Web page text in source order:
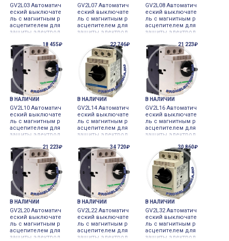
GV2L03 Автоматич
еский выключате
ль с магнитным р
асцепителем для
защиты электрод
стью до 0,09 кВат
т, 0,4 Ампер, Schn
eider Electric
GV2L07 Автоматич
еский выключате
ль с магнитным р
асцепителем для
защиты электрод
стью до 15 кВатт,
25 Ампер, Schnei
der Electric
GV2L08 Автоматич
еский выключате
ль с магнитным р
асцепителем для
защиты электрод
стью до 75 кВатт,
4 Ампер, Schneid
er Electric
18 455₽
В НАЛИЧИИ
GV2L10 Автоматич
еский выключате
ль с магнитным р
асцепителем для
защиты электрод
стью до 4 кВатт, 6
Ампер, Schneider
Electric
22 746₽
В НАЛИЧИИ
GV2L14 Автоматич
еский выключате
ль с магнитным р
асцепителем для
защиты электрод
стью до 55 кВатт,
10 Ампер, Schnei
der Electric
21 223₽
В НАЛИЧИИ
GV2L16 Автоматич
еский выключате
ль с магнитным р
асцепителем для
защиты электрод
стью до 75 кВатт,
14 Ампер, Schnei
der Electric
21 223₽
В НАЛИЧИИ
GV2L20 Автоматич
еский выключате
ль с магнитным р
асцепителем для
защиты электрод
34 720₽
В НАЛИЧИИ
GV2L22 Автоматич
еский выключате
ль с магнитным р
асцепителем для
защиты электрод
30 860₽
В НАЛИЧИИ
GV2L32 Автоматич
еский выключате
ль с магнитным р
асцепителем для
защиты электрод